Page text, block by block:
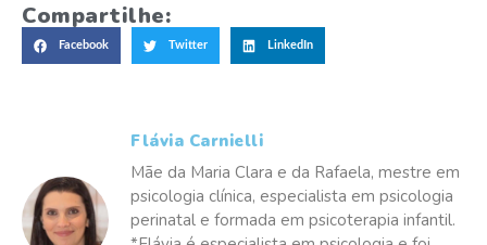
Compartilhe:
Facebook Twitter LinkedIn
Flávia Carnielli
Mãe da Maria Clara e da Rafaela, mestre em
psicologia clínica, especialista em psicologia
perinatal e formada em psicoterapia infantil.